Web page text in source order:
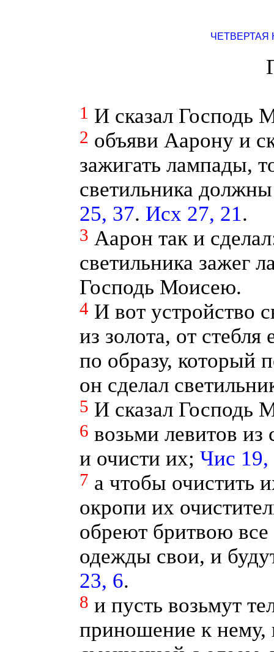
ЧЕТВЕРТАЯ
1 И сказал Господь
2 объяви Аарону и
зажигать лампады,
светильника
25, 37. Исх 27, 21.
3 Аарон так и
светильника зажег
Господь Моисею.
4 И вот устройство
из золота, от
по образу, который
он сделал
5 И сказал Господь
6 возьми левитов
и очисти их; Чис 19,
7 а чтобы очистить
окропи их
обреют бритвою
одежды свои, и
23, 6.
8 и пусть возьмут
приношение к